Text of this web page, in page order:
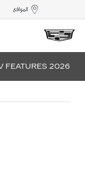
المواقع
2026 CT5 V FEATURES